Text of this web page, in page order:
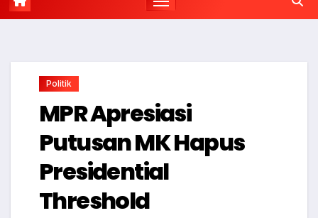
Politik
MPR Apresiasi
Putusan MK Hapus
Presidential
Threshold